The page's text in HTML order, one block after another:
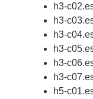
h3-
h3-
h3-
h3-
h3-
h3-
h5-